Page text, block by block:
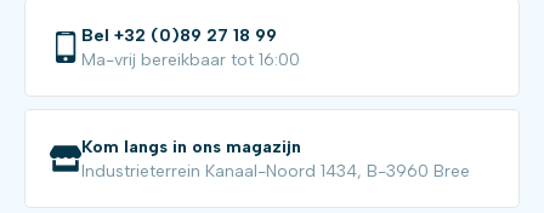
Bel +32 (0)89 27 18 99
Ma-vrij bereikbaar tot 16:00
Kom langs in ons magazijn
Industrieterrein Kanaal-Noord 1434, B-3960 Bree